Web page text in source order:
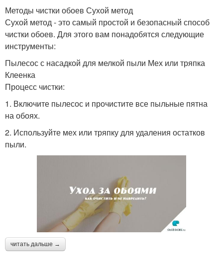
Методы чистки обоев Сухой метод
Сухой метод - это самый простой и безопасный способ
чистки обоев. Для этого вам понадобятся следующие
инструменты:
Пылесос с насадкой для мелкой пыли Мех или тряпка
Клеенка
Процесс чистки:
1. Включите пылесос и прочистите все пыльные пятна
на обоях.
2. Используйте мех или тряпку для удаления остатков
пыли.
читать дальше →